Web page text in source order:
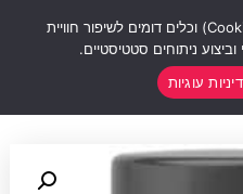
באתר נעשה שימוש בעוגיות (Cookies) וכלים דומים לשיפור חוויית
ניתוחים סטטיסטיים.
עוגיות